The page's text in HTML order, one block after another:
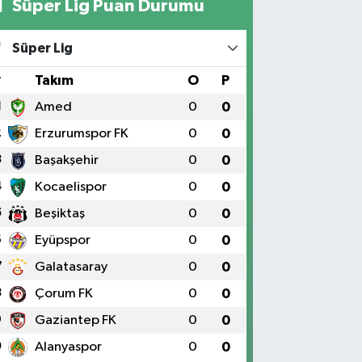
Süper Lig Puan Durumu
Süper Lig
Takım O P
Amed 0 0
Erzurumspor FK 0 0
Başakşehir 0 0
Kocaelispor 0 0
Beşiktaş 0 0
Eyüpspor 0 0
Galatasaray 0 0
Çorum FK 0 0
Gaziantep FK 0 0
Alanyaspor 0 0